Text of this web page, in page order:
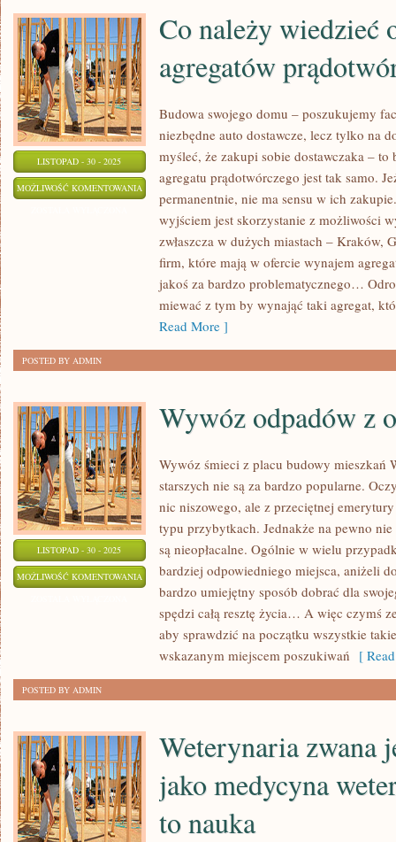
LISTOPAD - 30 - 2025
MOŻLIWOŚĆ KOMENTOWANIA
NALEŻY
WIEDZIEĆ
PRĄDOTWÓRCZYCH?
Co należy wiedzieć
agregatów
Budowa swojego domu – poszukujemy
niezbędne auto dostawcze, lecz tylko na
myśleć, że zakupi sobie dostawczaka – to
agregatu prądotwórczego jest tak samo.
permanentnie, nie ma sensu w ich
wyjściem jest skorzystanie z możliwości
zwłaszcza w dużych miastach – Kraków,
firm, które mają w ofercie wynajem
jakoś za bardzo problematycznego…
miewać z tym by wynająć taki agregat,
Read More ]
POSTED BY ADMIN
LISTOPAD - 30 - 2025
MOŻLIWOŚĆ KOMENTOWANIA WYWÓZ
ODPADÓW
OBSZARU
BUDOWY
Wywóz odpadów z
Wywóz śmieci z placu budowy mieszkań
starszych nie są za bardzo popularne.
nic niszowego, ale z przeciętnej
typu przybytkach. Jednakże na pewno
są nieopłacalne. Ogólnie w wielu
bardziej odpowiedniego miejsca, aniżeli
bardzo umiejętny sposób dobrać dla
spędzi całą resztę życia… A więc czymś
aby sprawdzić na początku wszystkie
wskazanym miejscem poszukiwań [
POSTED BY ADMIN
Weterynaria zwana
jako medycyna
to nauka